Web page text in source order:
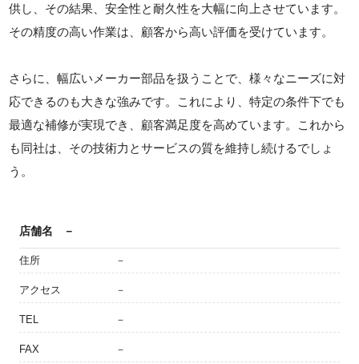
供し、その結果、安全性と耐久性を大幅に向上させています。
その精度の高い作業は、顧客から高い評価を受けています。
さらに、幅広いメーカー部品を扱うことで、様々なニーズに対
応できるのも大きな強みです。これにより、特定の条件下でも
最適な補修が実現でき、顧客満足度を高めています。これから
も同社は、その技術力とサービスの質を維持し続けるでしょ
う。
店舗名 －
住所 －
アクセス －
TEL －
FAX －